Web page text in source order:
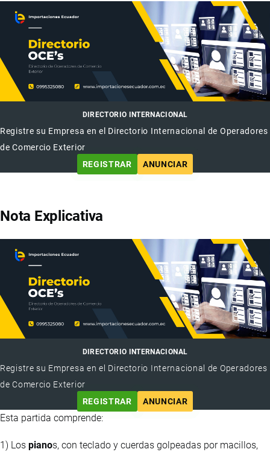
DIRECTORIO INTERNACIONAL
Registre su Empresa en el Directorio Internacional de Operadores
de Comercio Exterior
REGISTRAR
ANUNCIAR
Nota Explicativa
DIRECTORIO INTERNACIONAL
Registre su Empresa en el Directorio Internacional de Operadores
de Comercio Exterior
REGISTRAR
ANUNCIAR
Esta partida comprende:
1) Los pianos, con teclado y cuerdas golpeadas por macillos,